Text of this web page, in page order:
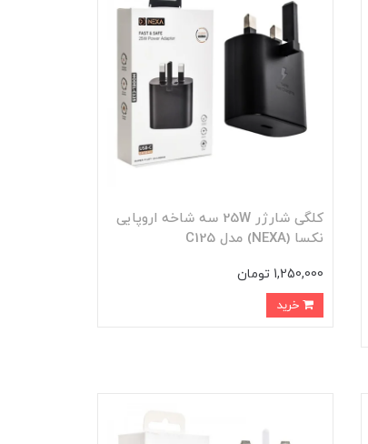
کلگی شارژر 25W سه شاخه اروپایی
نکسا (NEXA) مدل C125
1,250,000 تومان
خرید